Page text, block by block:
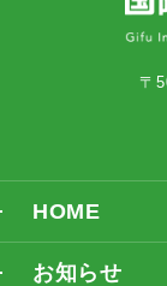
〒
HOME
お知らせ